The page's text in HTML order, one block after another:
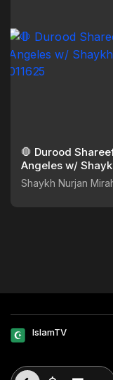
🛑 Durood
Angeles w/
011625
Shaykh Nurjan
IslamTV